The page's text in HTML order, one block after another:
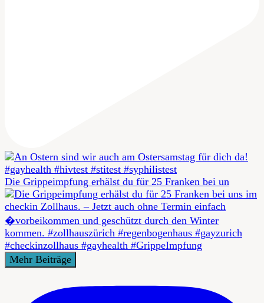
Die Grippeimpfung erhälst du für 25 Franken bei un
Mehr Beiträge